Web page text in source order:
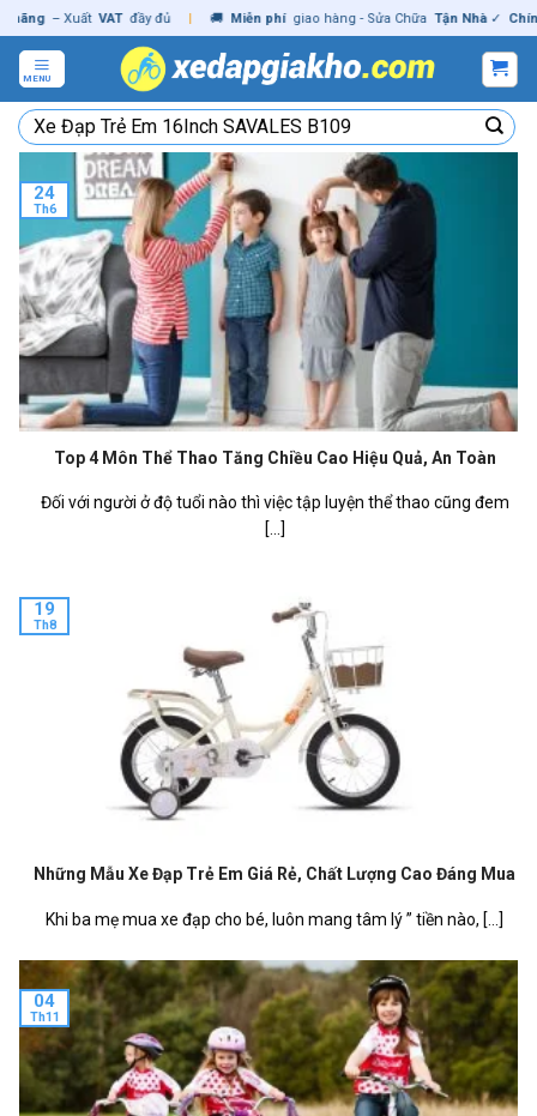
Skip
to
content
– Xuất VAT đầy đủ | 🚚 Miễn phí giao hàng - Sửa Chữa Tận Nhà ✓ Chính
MENU
Tìm
kiếm:
Top 4 Môn Thể Thao Tăng Chiều Cao Hiệu Quả, An Toàn
Đối với người ở độ tuổi nào thì việc tập luyện thể thao cũng đem
[...]
24
Th6
Những Mẫu Xe Đạp Trẻ Em Giá Rẻ, Chất Lượng Cao Đáng Mua
Khi ba mẹ mua xe đạp cho bé, luôn mang tâm lý ” tiền nào, [...]
19
Th8
04
Th11